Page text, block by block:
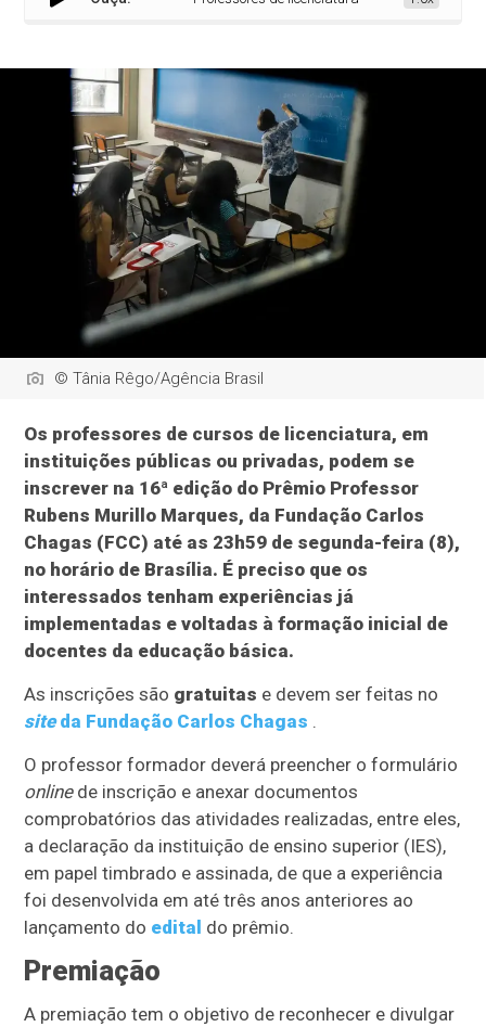
© Tânia Rêgo/Agência Brasil
Os professores de cursos de licenciatura, em
instituições públicas ou privadas, podem se
inscrever na 16ª edição do Prêmio Professor
Rubens Murillo Marques, da Fundação Carlos
Chagas (FCC) até as 23h59 de segunda-feira (8),
no horário de Brasília. É preciso que os
interessados tenham experiências já
implementadas e voltadas à formação inicial de
docentes da educação básica.
As inscrições são gratuitas e devem ser feitas no
siteda Fundação Carlos Chagas .
O professor formador deverá preencher o formulário
onlinede inscrição e anexar documentos
comprobatórios das atividades realizadas, entre eles,
a declaração da instituição de ensino superior (IES),
em papel timbrado e assinada, de que a experiência
foi desenvolvida em até três anos anteriores ao
lançamento do edital do prêmio.
Premiação
A premiação tem o objetivo de reconhecer e divulgar